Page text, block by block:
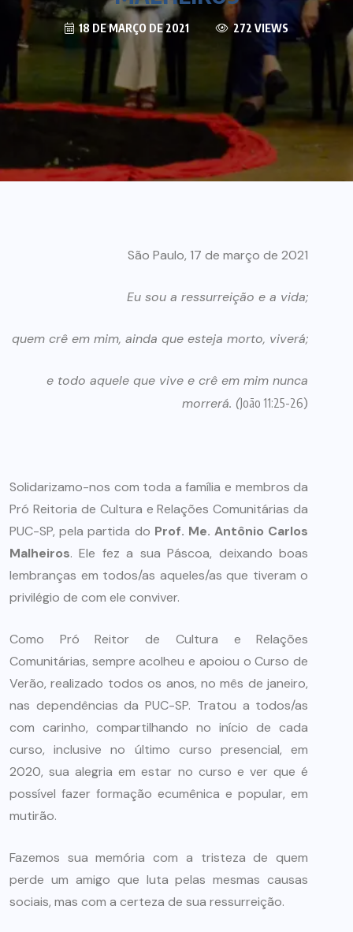
18 DE MARÇO DE 2021 272 VIEWS
São Paulo, 17 de março de 2021
Eu sou a ressurreição e a vida;
quem crê em mim, ainda que esteja morto, viverá;
e todo aquele que vive e crê em mim nunca
morrerá. (João 11:25-26)
Solidarizamo-nos com toda a família e membros da
Pró Reitoria de Cultura e Relações Comunitárias da
PUC-SP, pela partida do Prof. Me. Antônio Carlos
Malheiros. Ele fez a sua Páscoa, deixando boas
lembranças em todos/as aqueles/as que tiveram o
privilégio de com ele conviver.
Como Pró Reitor de Cultura e Relações
Comunitárias, sempre acolheu e apoiou o Curso de
Verão, realizado todos os anos, no mês de janeiro,
nas dependências da PUC-SP. Tratou a todos/as
com carinho, compartilhando no início de cada
curso, inclusive no último curso presencial, em
2020, sua alegria em estar no curso e ver que é
possível fazer formação ecumênica e popular, em
mutirão.
Fazemos sua memória com a tristeza de quem
perde um amigo que luta pelas mesmas causas
sociais, mas com a certeza de sua ressurreição.